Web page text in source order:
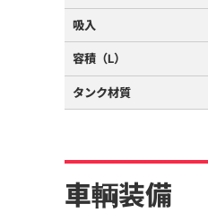
吸入
容積（L）
タンク材質
車輌装備